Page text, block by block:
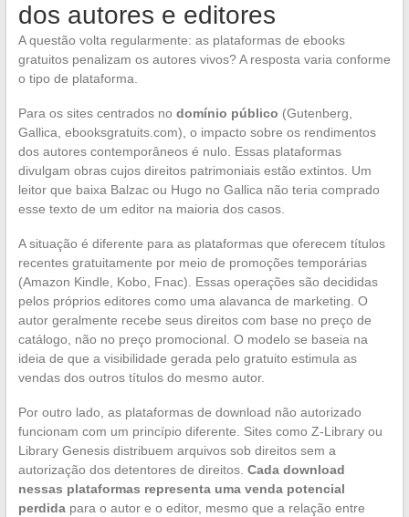
dos autores e editores
A questão volta regularmente: as plataformas de ebooks
gratuitos penalizam os autores vivos? A resposta varia conforme
o tipo de plataforma.
Para os sites centrados no domínio público (Gutenberg,
Gallica, ebooksgratuits.com), o impacto sobre os rendimentos
dos autores contemporâneos é nulo. Essas plataformas
divulgam obras cujos direitos patrimoniais estão extintos. Um
leitor que baixa Balzac ou Hugo no Gallica não teria comprado
esse texto de um editor na maioria dos casos.
A situação é diferente para as plataformas que oferecem títulos
recentes gratuitamente por meio de promoções temporárias
(Amazon Kindle, Kobo, Fnac). Essas operações são decididas
pelos próprios editores como uma alavanca de marketing. O
autor geralmente recebe seus direitos com base no preço de
catálogo, não no preço promocional. O modelo se baseia na
ideia de que a visibilidade gerada pelo gratuito estimula as
vendas dos outros títulos do mesmo autor.
Por outro lado, as plataformas de download não autorizado
funcionam com um princípio diferente. Sites como Z-Library ou
Library Genesis distribuem arquivos sob direitos sem a
autorização dos detentores de direitos. Cada download
nessas plataformas representa uma venda potencial
perdidapara o autor e o editor, mesmo que a relação entre